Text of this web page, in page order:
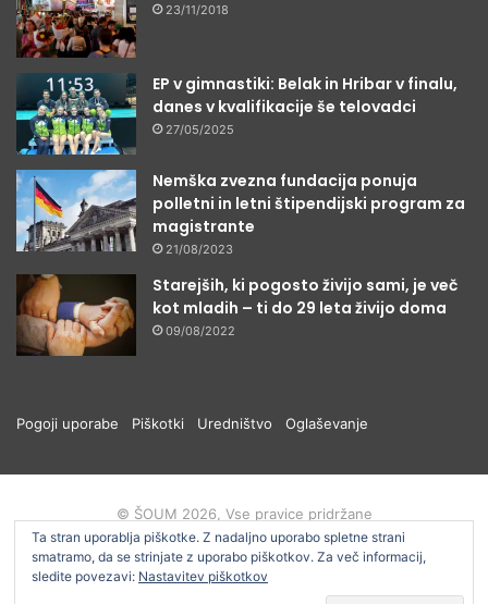
23/11/2018
EP v gimnastiki: Belak in Hribar v finalu,
danes v kvalifikacije še telovadci
27/05/2025
Nemška zvezna fundacija ponuja
polletni in letni štipendijski program za
magistrante
21/08/2023
Starejših, ki pogosto živijo sami, je več
kot mladih – ti do 29 leta živijo doma
09/08/2022
Pogoji uporabe Piškotki Uredništvo Oglaševanje
© ŠOUM 2026, Vse pravice pridržane
Facebook
RSS
Ta stran uporablja piškotke. Z nadaljno uporabo spletne strani
smatramo, da se strinjate z uporabo piškotkov. Za več informacij,
sledite povezavi: Nastavitev piškotkov